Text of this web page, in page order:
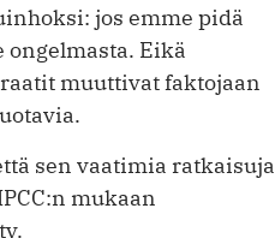
jos emme pidä
Eikä
muuttivat faktojaan
sen vaatimia ratkaisuja
mukaan